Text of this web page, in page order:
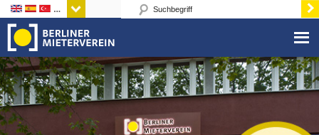
Sprachen